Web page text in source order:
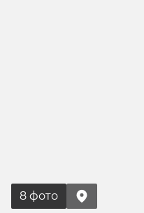
8 фото